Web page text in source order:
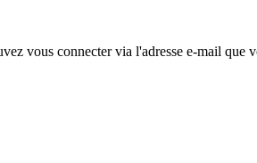
vous connecter via l'adresse e-mail